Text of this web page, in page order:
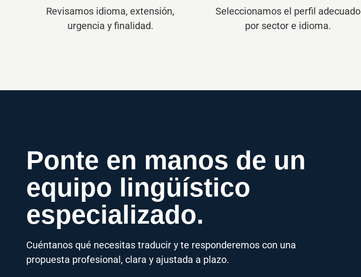
Revisamos idioma, extensión,
urgencia y finalidad.
Seleccionamos el perfil adecuado
por sector e idioma.
Ponte en manos de un
equipo lingüístico
especializado.
Cuéntanos qué necesitas traducir y te responderemos con una
propuesta profesional, clara y ajustada a plazo.